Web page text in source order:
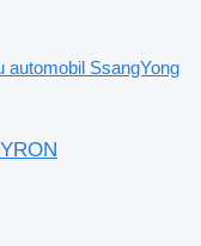
automobil SsangYong